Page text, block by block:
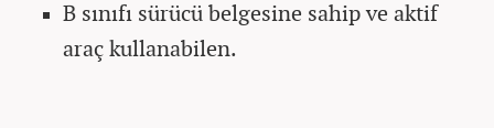
B sınıfı sürücü belgesine sahip ve aktif
araç kullanabilen.